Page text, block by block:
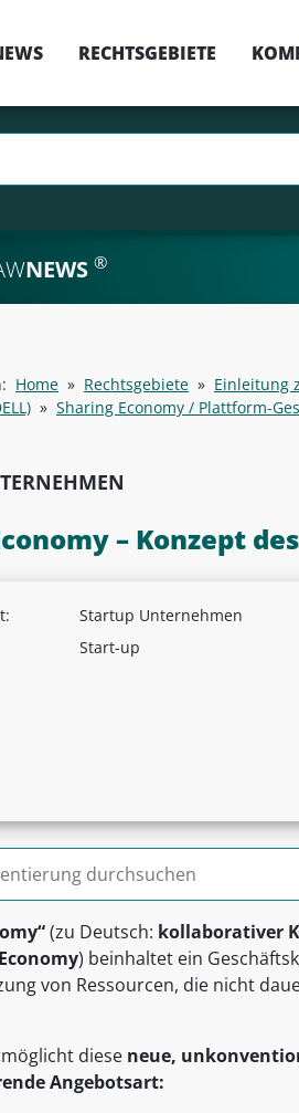
RECHTSGEBIETE
NEWS ®
Home » Rechtsgebiete » Einleitung
» Sharing Economy / Plattform-
– Konzept
Startup Unternehmen
Start-up
(zu Deutsch: kollaborativer
) beinhaltet ein
von Ressourcen, die nicht
diese neue,
Angebotsart: